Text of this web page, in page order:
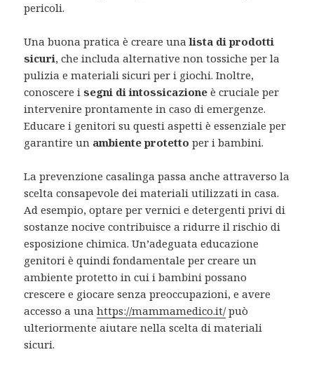
pericoli.
Una buona pratica è creare unalista di prodotti
sicuri, che includa alternative non tossiche per la
pulizia e materiali sicuri per i giochi. Inoltre,
conoscere isegni di intossicazione è cruciale per
intervenire prontamente in caso di emergenze.
Educare i genitori su questi aspetti è essenziale per
garantire un ambiente protetto per i bambini.
La prevenzione casalinga passa anche attraverso la
scelta consapevole dei materiali utilizzati in casa.
Ad esempio, optare per vernici e detergenti privi di
sostanze nocive contribuisce a ridurre il rischio di
esposizione chimica. Un’adeguata educazione
genitori è quindi fondamentale per creare un
ambiente protetto in cui i bambini possano
crescere e giocare senza preoccupazioni, e avere
accesso a unahttps://mammamedico.it/può
ulteriormente aiutare nella scelta di materiali
sicuri.